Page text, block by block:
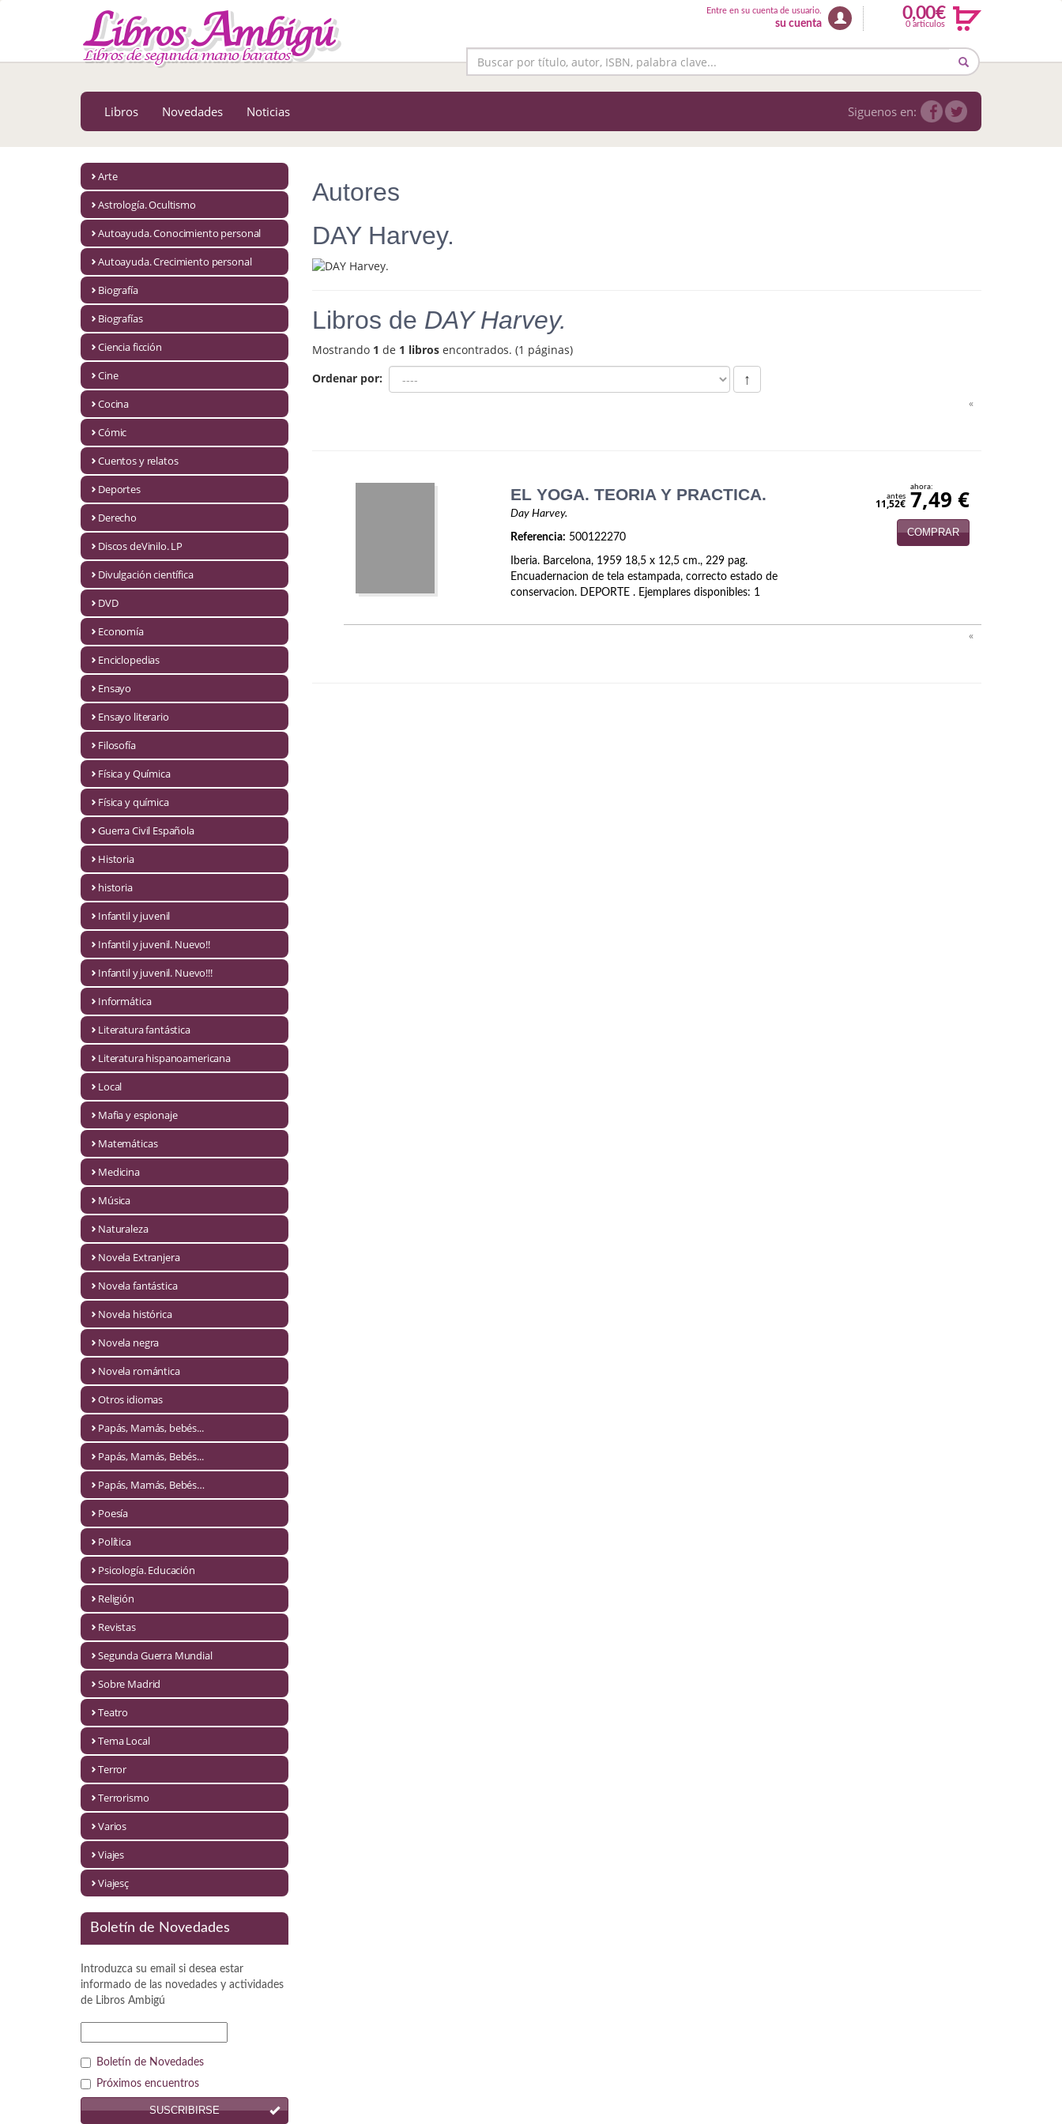
MENÚ PRINCIPAL
Astrología. Ocultismo
Autoayuda. Conocimiento personal
Autoayuda. Crecimiento personal
Ciencia ficción
Cuentos y relatos
Discos deVinilo. LP
Divulgación científica
Ensayo literario
Guerra Civil Española
Infantil y juvenil
Infantil y juvenil. Nuevo!!
Infantil y juvenil. Nuevo!!!
Literatura fantástica
Literatura hispanoamericana
Mafia y espionaje
Novela Extranjera
Novela fantástica
Novela romántica
Otros idiomas
Papás, Mamás, bebés...
Papás, Mamás, Bebés...
Papás, Mamás, Bebés…
Psicología. Educación
Segunda Guerra Mundial
Entre en su cuenta de usuario.
su cuenta
0,00€
0 articulos
Libros Novedades Noticias Siguenos en:
Arte
Astrología. Ocultismo
Autoayuda. Conocimiento personal
Autoayuda. Crecimiento personal
Biografía
Biografías
Ciencia ficción
Cine
Cocina
Cómic
Cuentos y relatos
Deportes
Derecho
Discos deVinilo. LP
Divulgación científica
DVD
Economía
Enciclopedias
Ensayo
Ensayo literario
Filosofía
Física y Química
Física y química
Guerra Civil Española
Historia
historia
Infantil y juvenil
Infantil y juvenil. Nuevo!!
Infantil y juvenil. Nuevo!!!
Informática
Literatura fantástica
Literatura hispanoamericana
Local
Mafia y espionaje
Matemáticas
Medicina
Música
Naturaleza
Novela Extranjera
Novela fantástica
Novela histórica
Novela negra
Novela romántica
Otros idiomas
Papás, Mamás, bebés...
Papás, Mamás, Bebés...
Papás, Mamás, Bebés…
Poesía
Política
Psicología. Educación
Religión
Revistas
Segunda Guerra Mundial
Sobre Madrid
Teatro
Tema Local
Terror
Terrorismo
Varios
Viajes
Viajesç
Boletín de Novedades
Introduzca su email si desea estar
informado de las novedades y actividades
de Libros Ambigú
Boletín de Novedades
Próximos encuentros
SUSCRIBIRSE
Autores
DAY Harvey.
Libros de DAY Harvey.
Mostrando 1 de 1 librosencontrados. (1 páginas)
Ordenar por:
↑
«
EL YOGA. TEORIA Y PRACTICA.
Day Harvey.
Referencia: 500122270
Iberia. Barcelona, 1959 18,5 x 12,5 cm., 229 pag.
Encuadernacion de tela estampada, correcto estado de
conservacion. DEPORTE . Ejemplares disponibles: 1
antes
11,52€
ahora:
7,49 €
COMPRAR
«